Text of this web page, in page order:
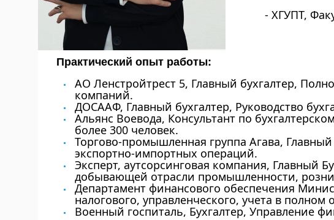
- ХГУПТ,
Практический опыт работы:
АО Ленстройтрест 5, Главный бухгалтер,
компаний.
ДОСААФ, Главный бухгалтер, Руководство
Альянс Воевода, Консультант по
более 300 человек.
Торгово-промышленная группа Агава, Главный
экспортно-импортных операций.
Эксперт, аутсорсинговая компания, Главный
добывающей отрасли промышленности,
Департамент финансового обеспечения
налогового, управленческого, учета в полном
Военный госпиталь, Бухгалтер, Управление